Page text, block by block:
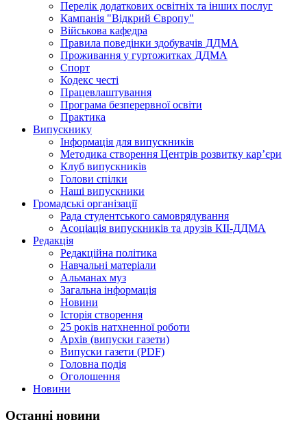
Перелік додаткових освітніх та інших послуг
Кампанія "Відкрий Європу"
Військова кафедра
Правила поведінки здобувачів ДДМА
Проживання у гуртожитках ДДМА
Спорт
Кодекс честі
Працевлаштування
Програма безперервної освіти
Практика
Випускнику
Інформація для випускників
Методика створення Центрів розвитку кар’єри
Клуб випускників
Голови спілки
Наші випускники
Громадські організації
Рада студентського самоврядування
Асоціація випускників та друзів КІІ-ДДМА
Редакція
Редакційна політика
Навчальні матеріали
Альманах муз
Загальна інформація
Новини
Історія створення
25 років натхненної роботи
Архів (випуски газети)
Випуски газети (PDF)
Головна подія
Оголошення
Новини
Останні новини